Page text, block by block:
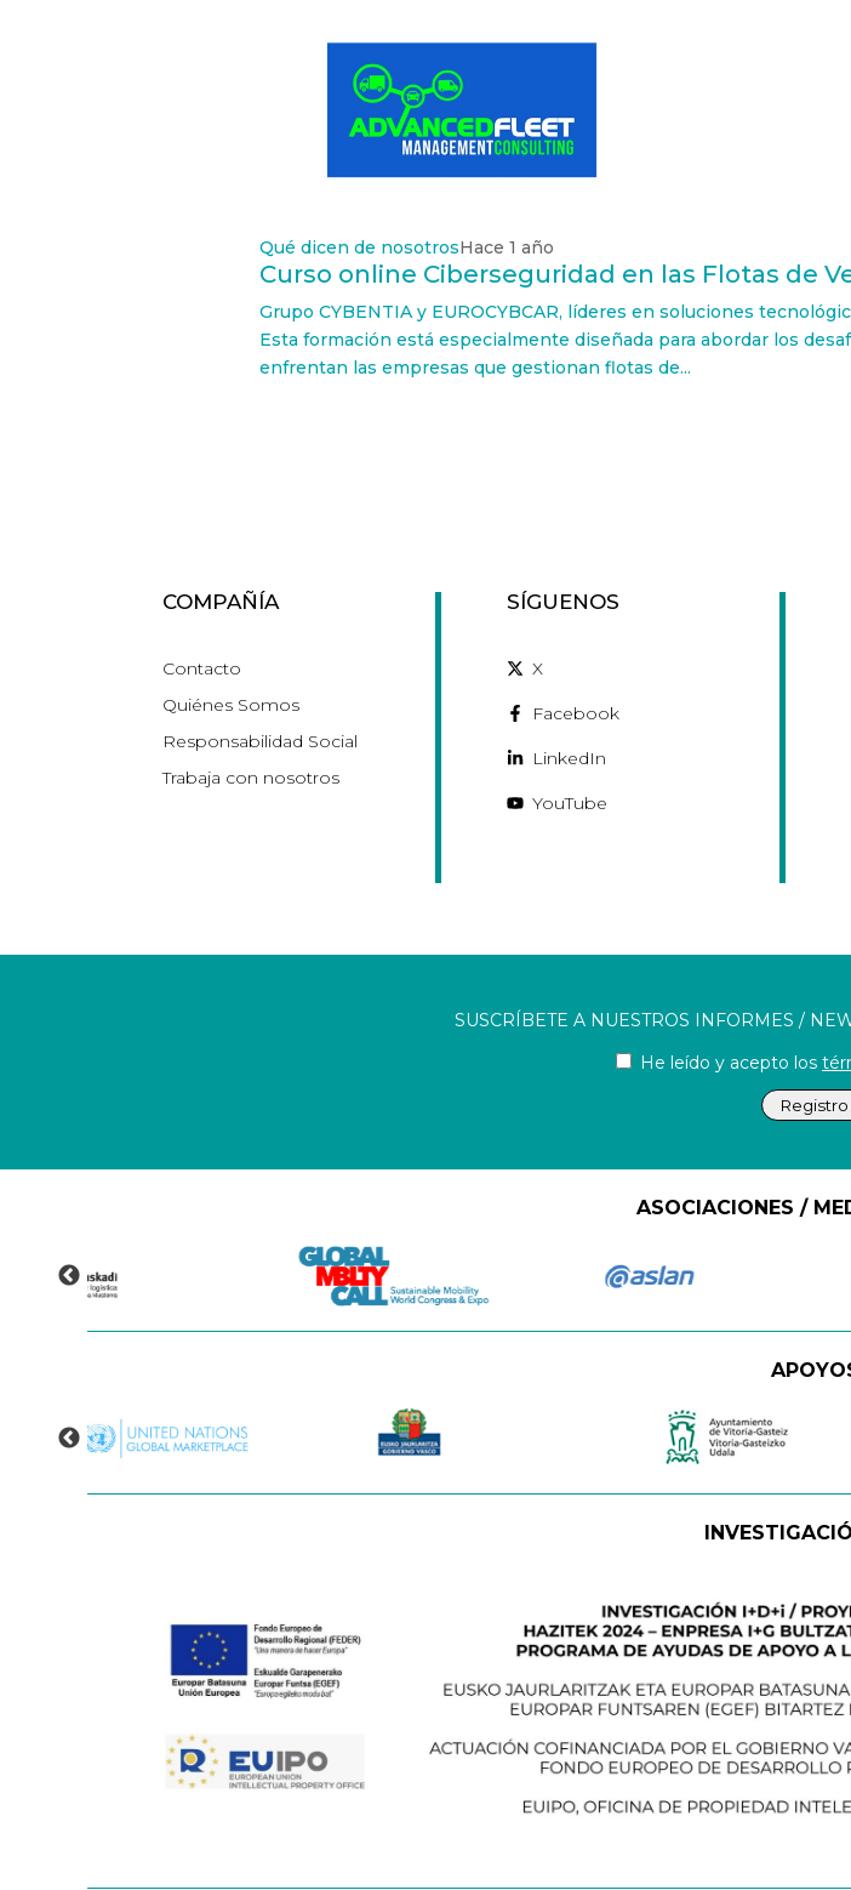
Qué dicen de nosotrosHace 1 año
Curso online Ciberseguridad en las Flotas de
Grupo CYBENTIA y EUROCYBCAR, líderes en soluciones
Esta formación está especialmente diseñada para abordar los
enfrentan las empresas que gestionan flotas de...
COMPAÑÍA
Contacto
Quiénes Somos
Responsabilidad Social
Trabaja con nosotros
SÍGUENOS
X
Facebook
LinkedIn
YouTube
SUSCRÍBETE A NUESTROS INFORMES /
He leído y acepto los
ASOCIACIONES /